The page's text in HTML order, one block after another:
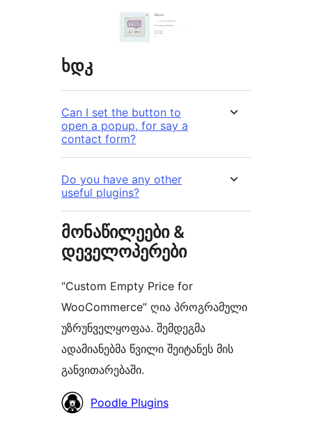
ხდკ
Can I set the button to
open a popup, for say a
contact form?
Do you have any other
useful plugins?
მონაწილეები &
დეველოპერები
“Custom Empty Price for
WooCommerce” ღია პროგრამული
უზრუნველყოფაა. შემდეგმა
ადამიანებმა წვილი შეიტანეს მის
განვითარებაში.
მონაწილეები
Poodle Plugins